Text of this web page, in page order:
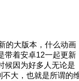
的大版本，什么动画
带着安卓12一起更新
候因为好多人无论是
大，也就是所谓的